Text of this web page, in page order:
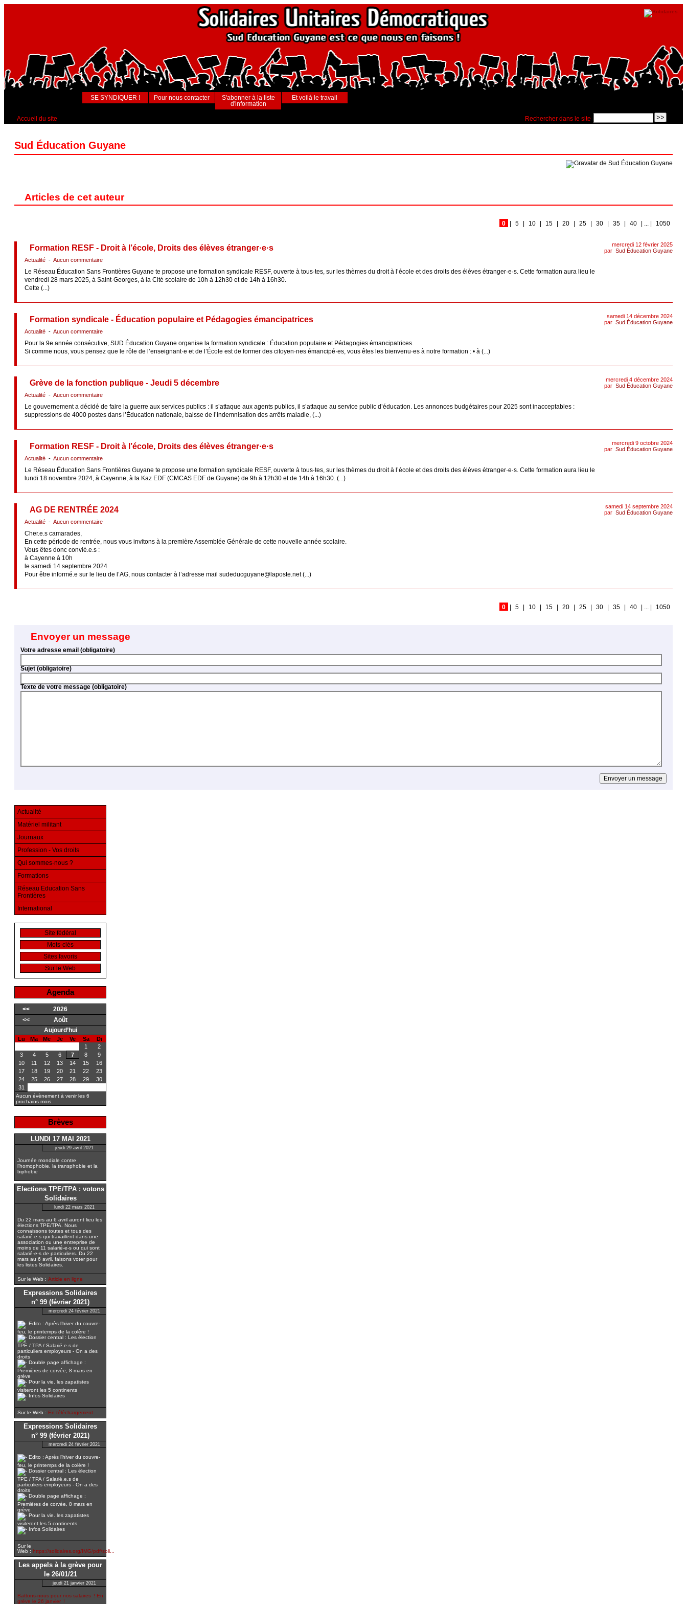
SE SYNDIQUER ! Pour nous contacter
S'abonner à la liste
d'information
Et voilà le travail
Rechercher dans le site
Accueil du site
Sud Éducation Guyane
Articles de cet auteur
0 5 10 15 20 25 30 35 40 ... 1050
mercredi 12 février 2025
par Sud Éducation Guyane
Formation RESF - Droit à l’école, Droits des élèves étranger·e·s
Actualité - Aucun commentaire
Le Réseau Éducation Sans Frontières Guyane te propose une formation syndicale RESF, ouverte à tous·tes, sur les thèmes du droit à l’école et des droits des élèves étranger·e·s. Cette formation aura lieu le
vendredi 28 mars 2025, à Saint-Georges, à la Cité scolaire de 10h à 12h30 et de 14h à 16h30.
Cette (...)
samedi 14 décembre 2024
par Sud Éducation Guyane
Formation syndicale - Éducation populaire et Pédagogies émancipatrices
Actualité - Aucun commentaire
Pour la 9e année consécutive, SUD Éducation Guyane organise la formation syndicale : Éducation populaire et Pédagogies émancipatrices.
Si comme nous, vous pensez que le rôle de l’enseignant·e et de l’École est de former des citoyen·nes émancipé·es, vous êtes les bienvenu·es à notre formation : • à (...)
mercredi 4 décembre 2024
par Sud Éducation Guyane
Grève de la fonction publique - Jeudi 5 décembre
Actualité - Aucun commentaire
Le gouvernement a décidé de faire la guerre aux services publics : il s’attaque aux agents publics, il s’attaque au service public d’éducation. Les annonces budgétaires pour 2025 sont inacceptables :
suppressions de 4000 postes dans l’Éducation nationale, baisse de l’indemnisation des arrêts maladie, (...)
mercredi 9 octobre 2024
par Sud Éducation Guyane
Formation RESF - Droit à l’école, Droits des élèves étranger·e·s
Actualité - Aucun commentaire
Le Réseau Éducation Sans Frontières Guyane te propose une formation syndicale RESF, ouverte à tous·tes, sur les thèmes du droit à l’école et des droits des élèves étranger·e·s. Cette formation aura lieu le
lundi 18 novembre 2024, à Cayenne, à la Kaz EDF (CMCAS EDF de Guyane) de 9h à 12h30 et de 14h à 16h30. (...)
samedi 14 septembre 2024
par Sud Éducation Guyane
AG DE RENTRÉE 2024
Actualité - Aucun commentaire
Cher.e.s camarades,
En cette période de rentrée, nous vous invitons à la première Assemblée Générale de cette nouvelle année scolaire.
Vous êtes donc convié.e.s :
à Cayenne à 10h
le samedi 14 septembre 2024
Pour être informé.e sur le lieu de l’AG, nous contacter à l’adresse mail sudeducguyane@laposte.net (...)
0 5 10 15 20 25 30 35 40 ... 1050
Envoyer un message
Votre adresse email (obligatoire)
Sujet (obligatoire)
Texte de votre message (obligatoire)
Actualité
Matériel militant
Journaux
Profession - Vos droits
Qui sommes-nous ?
Formations
Réseau Education Sans
Frontières
International
Site fédéral
Mots-clés
Sites favoris
Sur le Web
Agenda
<<
2026
<<
Août
Aujourd’hui
Lu Ma Me Je Ve Sa
Di
1
2
3
4 5 6 7 8
9
10
11 12 13 14 15
16
17
18 19 20 21 22
23
24
25 26 27 28 29
30
31
Aucun évènement à venir les 6
prochains mois
Brèves
LUNDI 17 MAI 2021
jeudi 29 avril 2021
Journée mondiale contre
l’homophobie, la transphobie et la
biphobie
Elections TPE/TPA : votons
Solidaires
lundi 22 mars 2021
Du 22 mars au 6 avril auront lieu les
élections TPE/TPA. Nous
connaissons toutes et tous des
salarié-e-s qui travaillent dans une
association ou une entreprise de
moins de 11 salarié-e-s ou qui sont
salarié-e-s de particuliers. Du 22
mars au 6 avril, faisons voter pour
les listes Solidaires.
Sur le Web : Article en ligne
Expressions Solidaires
n° 99 (février 2021)
mercredi 24 février 2021
Edito : Après l’hiver du couvre-
feu, le printemps de la colère !
Dossier central : Les élection
TPE / TPA / Salarié.e.s de
particuliers employeurs - On a des
droits
Double page affichage :
Premières de corvée, 8 mars en
grève
Pour la vie. les zapatistes
visiteront les 5 continents
Infos Solidaires
Sur le Web : En téléchargement
Expressions Solidaires
n° 99 (février 2021)
mercredi 24 février 2021
Edito : Après l’hiver du couvre-
feu, le printemps de la colère !
Dossier central : Les élection
TPE / TPA / Salarié.e.s de
particuliers employeurs - On a des
droits
Double page affichage :
Premières de corvée, 8 mars en
grève
Pour la vie. les zapatistes
visiteront les 5 continents
Infos Solidaires
Sur le
Web : https://solidaires.org/IMG/pdf/soli...
Les appels à la grève pour
le 26/01/21
jeudi 21 janvier 2021
Battons-nous pour nos salaires ! En
grève le 26 janvier !